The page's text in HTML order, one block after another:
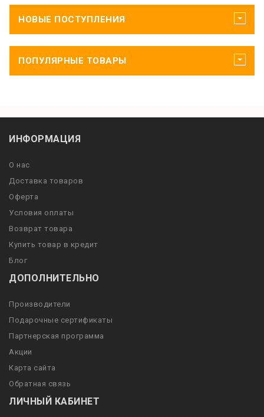
НОВЫЕ ПОСТУПЛЕНИЯ
ПОПУЛЯРНЫЕ ТОВАРЫ
ИНФОРМАЦИЯ
О нас
Доставка товаров
Оферта
Условия оплаты
Возврат товара
Купить товар в кредит
Блог
ДОПОЛНИТЕЛЬНО
Производители
Подарочные сертификаты
Партнерская программа
Акции
Карта сайта
Обратная связь
ЛИЧНЫЙ КАБИНЕТ